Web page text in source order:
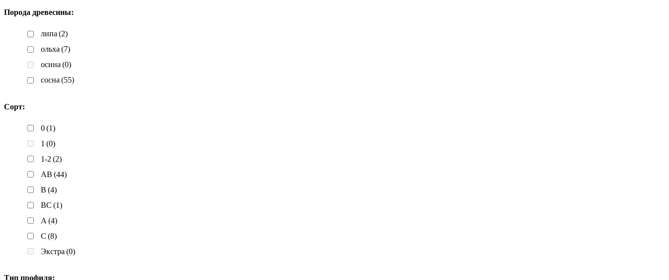
Порода древесины:
липа (2)
ольха (7)
осина (0)
сосна (55)
Сорт:
0(1)
1 (0)
1-2 (2)
AB (44)
B (4)
BC (1)
А (4)
С (8)
Экстра (0)
Тип профиля: